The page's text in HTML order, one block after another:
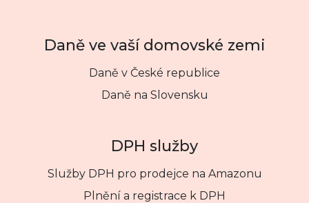
Daně ve vaší domovské zemi
Daně v České republice
Daně na Slovensku
DPH služby
Služby DPH pro prodejce na Amazonu
Plnění a registrace k DPH